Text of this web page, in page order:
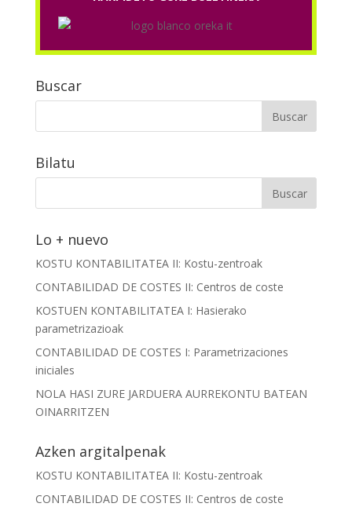
Buscar
Bilatu
Lo + nuevo
KOSTU KONTABILITATEA II: Kostu-zentroak
CONTABILIDAD DE COSTES II: Centros de coste
KOSTUEN KONTABILITATEA I: Hasierako
parametrizazioak
CONTABILIDAD DE COSTES I: Parametrizaciones
iniciales
NOLA HASI ZURE JARDUERA AURREKONTU BATEAN
OINARRITZEN
Azken argitalpenak
KOSTU KONTABILITATEA II: Kostu-zentroak
CONTABILIDAD DE COSTES II: Centros de coste